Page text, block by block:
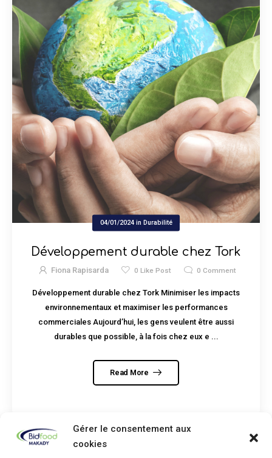
Gérer le consentement aux
cookies
04/01/2024in Durabilité
Développement durable chez Tork
Fiona Rapisarda 0 Like Post 0 Comment
Développement durable chez Tork Minimiser les impacts
environnementaux et maximiser les performances
commerciales Aujourd’hui, les gens veulent être aussi
durables que possible, à la fois chez eux e ...
Read More